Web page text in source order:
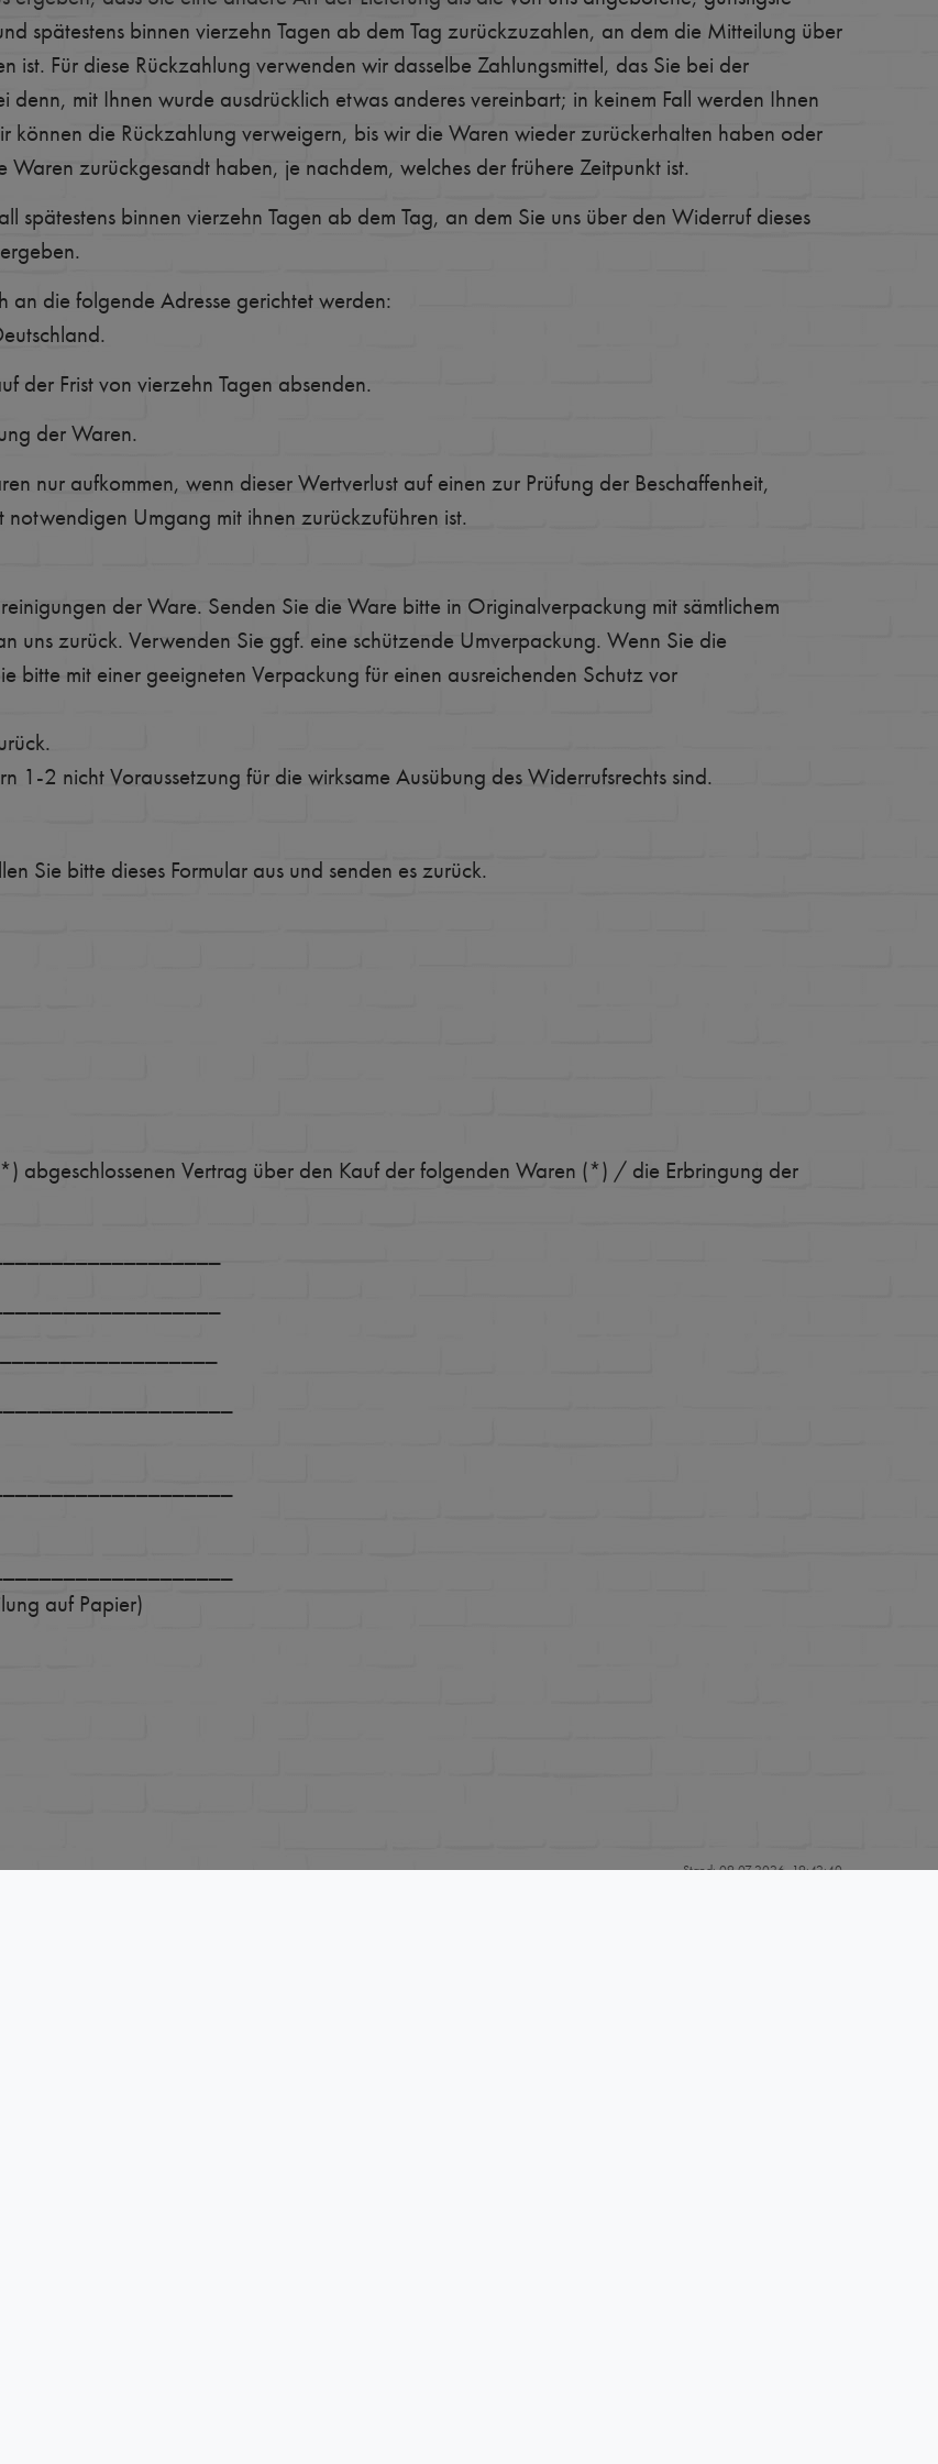
spätestens binnen vierzehn Tagen ab dem Tag zurückzuzahlen, an dem die Mitteilung über
ist. Für diese Rückzahlung verwenden wir dasselbe Zahlungsmittel, das Sie bei der
denn, mit Ihnen wurde ausdrücklich etwas anderes vereinbart; in keinem Fall werden Ihnen
können die Rückzahlung verweigern, bis wir die Waren wieder zurückerhalten haben oder
zurückgesandt haben, je nachdem, welches der frühere Zeitpunkt ist.
spätestens binnen vierzehn Tagen ab dem Tag, an dem Sie uns über den Widerruf dieses
an die folgende Adresse gerichtet werden:
der Frist von vierzehn Tagen absenden.
der Waren.
nur aufkommen, wenn dieser Wertverlust auf einen zur Prüfung der Beschaffenheit,
Umgang mit ihnen zurückzuführen ist.
der Ware. Senden Sie die Ware bitte in Originalverpackung mit sämtlichem
uns zurück. Verwenden Sie ggf. eine schützende Umverpackung. Wenn Sie die
bitte mit einer geeigneten Verpackung für einen ausreichenden Schutz vor
1-2 nicht Voraussetzung für die wirksame Ausübung des Widerrufsrechts sind.
Sie bitte dieses Formular aus und senden es zurück.
abgeschlossenen Vertrag über den Kauf der folgenden Waren (*) / die Erbringung der
auf Papier)
Stand: 09.07.2026, 19:42:40